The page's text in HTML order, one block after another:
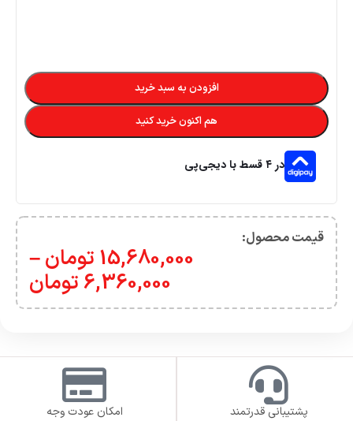
افزودن به سبد خرید
هم اکنون خرید کنید
در ۴ قسط با دیجی‌پی
قیمت محصول:​
15,680,000 تومان–
6,360,000تومان
پشتیبانی قدرتمند امکان عودت وجه